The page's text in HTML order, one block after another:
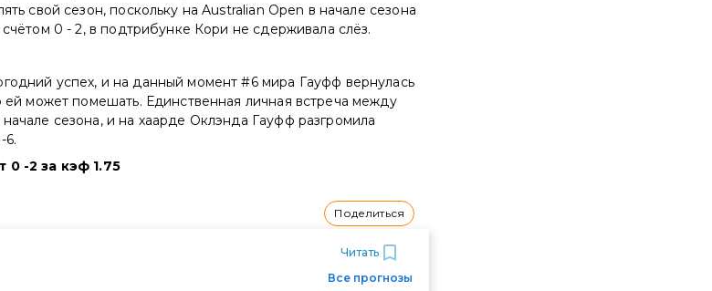
свой сезон, поскольку на Australian Open в начале сезона
0 - 2, в подтрибунке Кори не сдерживала слёз.
успех, и на данный момент #6 мира Гауфф вернулась
может помешать. Единственная личная встреча между
сезона, и на хаарде Оклэнда Гауфф разгромила
6.
0 -2 за кэф 1.75
Поделиться
Читать
Все прогнозы